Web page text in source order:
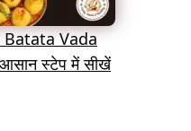
Vada
स्टेप में सीखें